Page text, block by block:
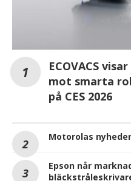
ECOVACS
mot smarta
på CES 2026
Motorolas
Epson når